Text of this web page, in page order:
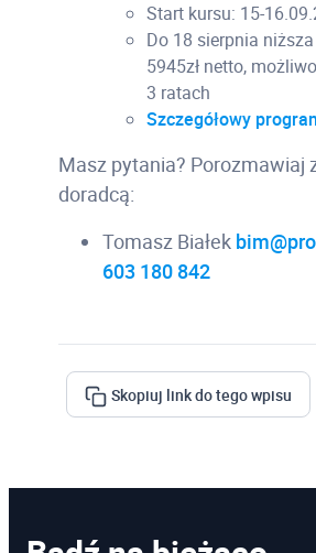
Start kursu: 15-
Do 18 sierpnia
5945zł netto,
3 ratach
Szczegółowy
Masz pytania? Porozmawiaj
doradcą:
Tomasz Białek
603 180 842
Skopiuj link do tego wpisu